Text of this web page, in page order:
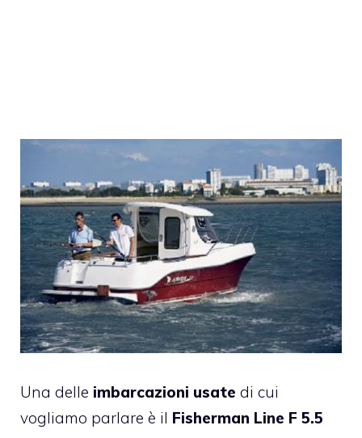
Una delle imbarcazioni usate di cui
vogliamo parlare è il Fisherman Line F 5.5